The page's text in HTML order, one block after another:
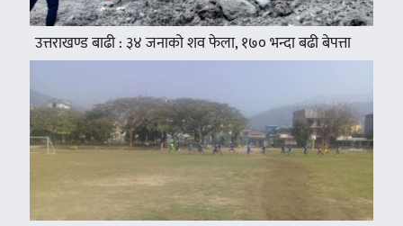
उत्तराखण्ड बाढी : ३४ जनाको शव फेला, १७० भन्दा बढी बेपत्ता